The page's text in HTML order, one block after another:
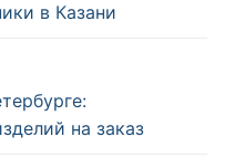
в Казани
на заказ